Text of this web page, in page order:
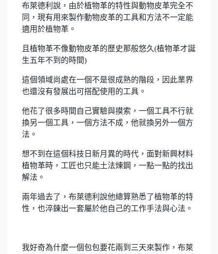
布萊德利說，由於植物革的特性與動物皮革完全不
同，現有用來製作動物皮革的工具和方法不一定能
適用於植物革。
且植物革不像動物皮革的歷史那般悠久(植物革才誕
生五年不到的時間)
這個領域尚處在一個不是很成熟的階段，因此業界
也還沒有發展出可搭配使用的工具。
他花了很多時間自己實驗與摸索，一個工具不行就
換另一個工具，一個方法不成，他就換另外一個方
法。
想不到在這個科技日新月異的時代，面對新興材料
植物革時，工匠也只能土法煉鋼，一點一點的找出
解法。
兩年過去了，布萊德利說他總算熟悉了植物革的特
性，也淬鍊出一套屬於他自己的工作手法與心法。
我好奇為什麼一個包包要花兩到三天來製作，布萊